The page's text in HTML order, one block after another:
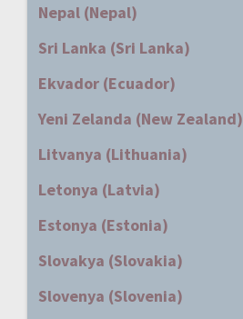
Nepal (Nepal)
Sri Lanka (Sri Lanka)
Ekvador (Ecuador)
Yeni Zelanda (New Zealand)
Litvanya (Lithuania)
Letonya (Latvia)
Estonya (Estonia)
Slovakya (Slovakia)
Slovenya (Slovenia)